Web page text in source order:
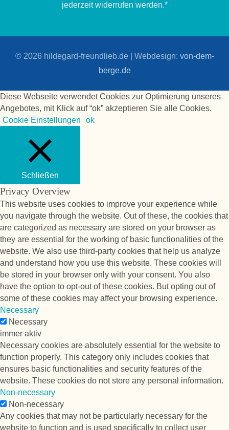
jederzeit widerrufen werden.*
© 2026 hildegard-freundlieb.de| Webdesign: von-dem-
berge.de
Diese Webseite verwendet Cookies zur Optimierung unseres
Angebotes, mit Klick auf “ok” akzeptieren Sie alle Cookies.
Cookie Einstellungen
ok
Schließen
Privacy Overview
This website uses cookies to improve your experience while
you navigate through the website. Out of these, the cookies that
are categorized as necessary are stored on your browser as
they are essential for the working of basic functionalities of the
website. We also use third-party cookies that help us analyze
and understand how you use this website. These cookies will
be stored in your browser only with your consent. You also
have the option to opt-out of these cookies. But opting out of
some of these cookies may affect your browsing experience.
Necessary
Necessary
immer aktiv
Necessary cookies are absolutely essential for the website to
function properly. This category only includes cookies that
ensures basic functionalities and security features of the
website. These cookies do not store any personal information.
Non-necessary
Non-necessary
Any cookies that may not be particularly necessary for the
website to function and is used specifically to collect user